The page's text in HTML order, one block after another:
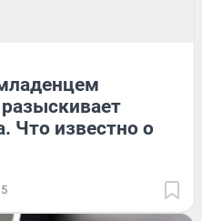
Что известно о